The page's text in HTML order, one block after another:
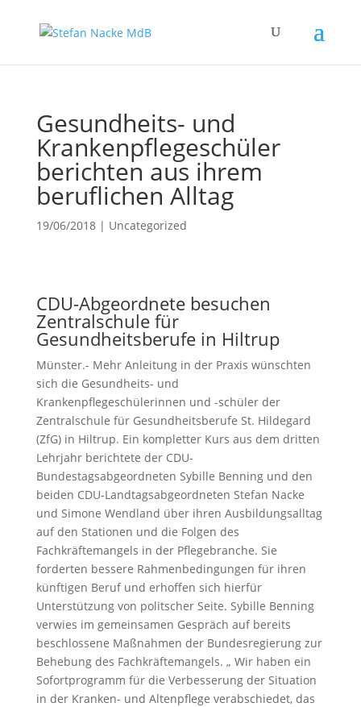
Gesundheits- und
Krankenpflegeschüler
berichten aus ihrem
beruflichen Alltag
19/06/2018| Uncategorized
CDU-Abgeordnete besuchen
Zentralschule für
Gesundheitsberufe in Hiltrup
Münster.- Mehr Anleitung in der Praxis wünschten
sich die Gesundheits- und
Krankenpflegeschülerinnen und -schüler der
Zentralschule für Gesundheitsberufe St. Hildegard
(ZfG) in Hiltrup. Ein kompletter Kurs aus dem dritten
Lehrjahr berichtete der CDU-
Bundestagsabgeordneten Sybille Benning und den
beiden CDU-Landtagsabgeordneten Stefan Nacke
und Simone Wendland über ihren Ausbildungsalltag
auf den Stationen und die Folgen des
Fachkräftemangels in der Pflegebranche. Sie
forderten bessere Rahmenbedingungen für ihren
künftigen Beruf und erhoffen sich hierfür
Unterstützung von politscher Seite. Sybille Benning
verwies im gemeinsamen Gespräch auf bereits
beschlossene Maßnahmen der Bundesregierung zur
Behebung des Fachkräftemangels. „ Wir haben ein
Sofortprogramm für die Verbesserung der Situation
in der Kranken- und Altenpflege verabschiedet, das